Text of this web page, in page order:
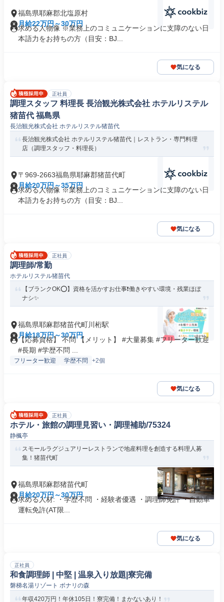
福島県耶麻郡北塩原村
月給22万円～30万円
求める人物像 ※業務上のコミュニケーションに支障のない日
本語力をお持ちの方（目安：BJ...
気になる
正社員
調理スタッフ 料理長 長治観光株式会社 ホテルリステル
猪苗代 福島県
長治観光株式会社 ホテルリステル猪苗代
長治観光株式会社 ホテルリステル猪苗代｜レストラン・専門料理
店（調理スタッフ・料理長）
〒969-2663福島県耶麻郡猪苗代町
月給20万円～35万円
求める人物像 ※業務上のコミュニケーションに支障のない日
本語力をお持ちの方（目安：BJ...
気になる
正社員
調理師/常勤
ホテルリステル猪苗代
【ブランクOK⭕️】資格を活かすお仕事❗️働きやすい環境・残業ほぼ
ナシ✨
福島県耶麻郡猪苗代町川桁駅
月給18万円～30万円
【応募資格】 不問 【メリット】 #大量募集 #フリーター歓迎
#長期 #学歴不問 ...
フリーター歓迎 学歴不問 +2個
気になる
正社員
ホテル・旅館の調理見習い・調理補助/75324
静楓亭
スモールラグジュアリーレストランで地産料理を創造する料理人募
集！猪苗代町
福島県耶麻郡猪苗代町
月給20万円～30万円
求める人材: ・学歴不問 ・経験者優遇 ・調理師免許 ・自動車
運転免許(AT限...
気になる
正社員
和食調理師 | 中堅 | 温泉入り放題|寮完備
磐梯名湯リゾート ボナリの森
年収420万円！年休105日！寮完備！まかないあり！